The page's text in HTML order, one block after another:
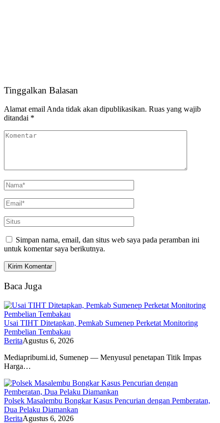
Tinggalkan Balasan
Alamat email Anda tidak akan dipublikasikan. Ruas yang wajib
ditandai *
Simpan nama, email, dan situs web saya pada peramban ini
untuk komentar saya berikutnya.
Baca Juga
Usai TIHT Ditetapkan, Pemkab Sumenep Perketat Monitoring
Pembelian Tembakau
BeritaAgustus 6, 2026
Mediapribumi.id, Sumenep — Menyusul penetapan Titik Impas
Harga…
Polsek Masalembu Bongkar Kasus Pencurian dengan Pemberatan,
Dua Pelaku Diamankan
BeritaAgustus 6, 2026